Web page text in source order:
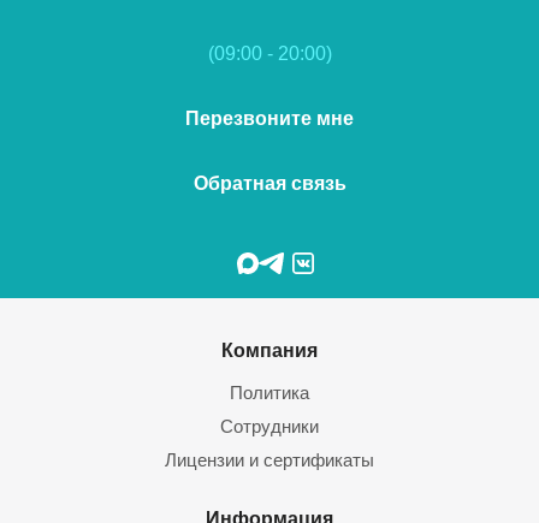
(09:00 - 20:00)
Перезвоните мне
Обратная связь
Компания
Политика
Сотрудники
Лицензии и сертификаты
Информация